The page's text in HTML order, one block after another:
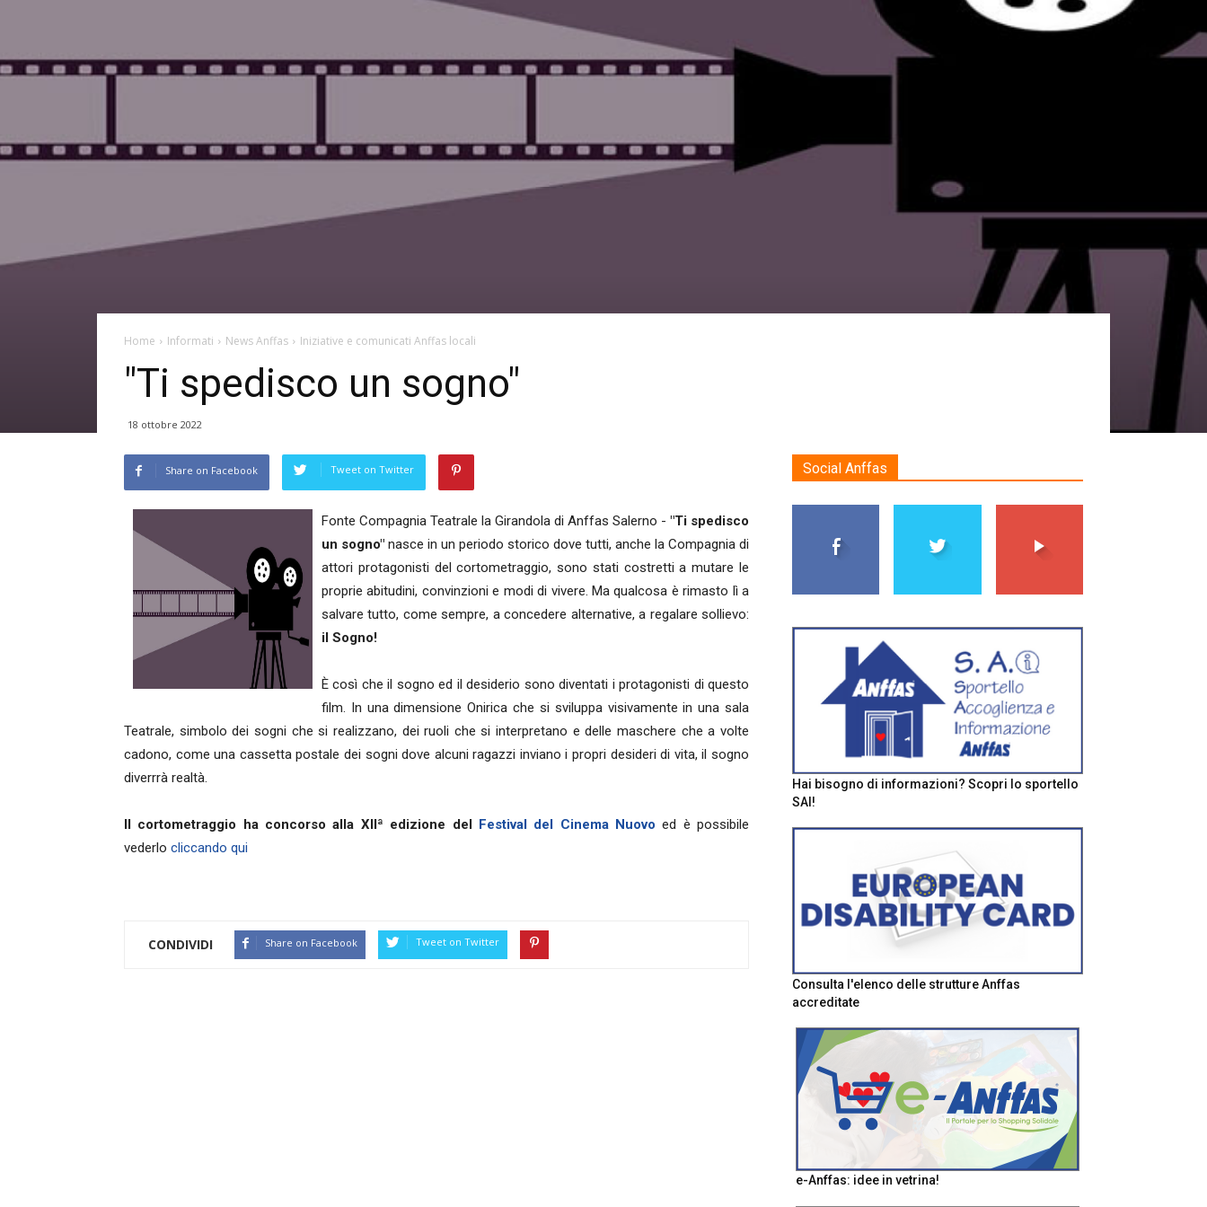
Home Informati News Anffas Iniziative e comunicati Anffas locali
"Ti spedisco un sogno"
18 ottobre 2022
Share on Facebook Tweet on Twitter
Fonte Compagnia Teatrale la Girandola di Anffas Salerno - "Ti spedisco
un sogno" nasce in un periodo storico dove tutti, anche la Compagnia di
attori protagonisti del cortometraggio, sono stati costretti a mutare le
proprie abitudini, convinzioni e modi di vivere. Ma qualcosa è rimasto lì a
salvare tutto, come sempre, a concedere alternative, a regalare sollievo:
il Sogno!
È così che il sogno ed il desiderio sono diventati i protagonisti di questo
film. In una dimensione Onirica che si sviluppa visivamente in una sala
Teatrale, simbolo dei sogni che si realizzano, dei ruoli che si interpretano e delle maschere che a volte
cadono, come una cassetta postale dei sogni dove alcuni ragazzi inviano i propri desideri di vita, il sogno
diverrrà realtà.
Il cortometraggio ha concorso alla XIIª edizione del Festival del Cinema Nuovo ed è possibile
vederlo cliccando qui
CONDIVIDI Share on Facebook Tweet on Twitter
Social Anffas
Hai bisogno di informazioni? Scopri lo sportello
SAI!
Consulta l'elenco delle strutture Anffas
accreditate
e-Anffas: idee in vetrina!